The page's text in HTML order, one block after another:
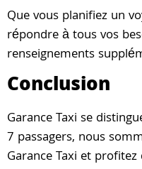
Que vous planifiez un
répondre à tous vos
renseignements
Conclusion
Garance Taxi se
7 passagers, nous
Garance Taxi et